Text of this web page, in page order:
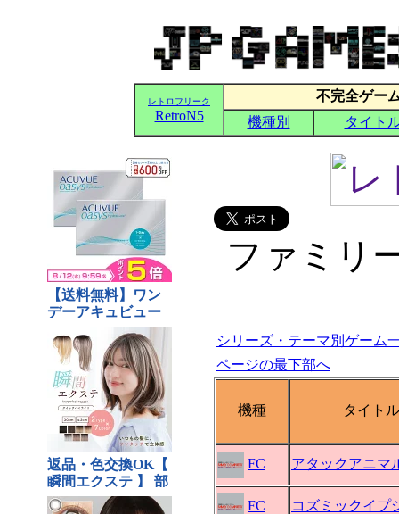
ファミリ
シリーズ・テーマ別ゲーム
ページの最下部へ
機種 タイトル
FC アタックアニマ
FC コズミックイプ